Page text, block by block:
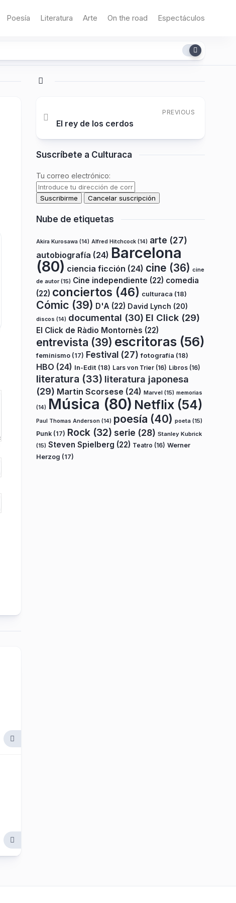
Poesía Literatura Arte On the road Espectáculos
PREVIOUS
El rey de los cerdos
Suscríbete a Culturaca
Tu correo electrónico:
Nube de etiquetas
Akira Kurosawa (14) Alfred Hitchcock (14) arte (27)
autobiografía (24) Barcelona
(80) ciencia ficción (24) cine (36) cine
de autor(15) Cine independiente (22) comedia
(22) conciertos (46) culturaca (18)
Cómic (39) D'A (22) David Lynch (20)
discos (14) documental (30) El Click (29)
El Click de Ràdio Montornès (22)
entrevista (39) escritoras (56)
feminismo (17) Festival (27) fotografía (18)
HBO (24) In-Edit (18) Lars von Trier (16) Libros (16)
literatura (33) literatura japonesa
(29) Martin Scorsese (24) Marvel (15) memorias
(14) Música (80) Netflix (54)
Paul Thomas Anderson (14) poesía (40) poeta (15)
Punk (17) Rock (32) serie (28) Stanley Kubrick
(15) Steven Spielberg (22) Teatro (16) Werner
Herzog (17)